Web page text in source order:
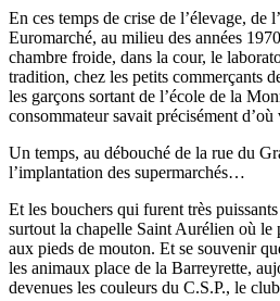
En ces temps de crise de l’élevage,
Euromarché, au milieu des années
chambre froide, dans la cour, le
tradition, chez les petits commerçants
les garçons sortant de l’école de la
consommateur savait précisément
Un temps, au débouché de la rue du
l’implantation des supermarchés…
Et les bouchers qui furent très
surtout la chapelle Saint Aurélien où le
aux pieds de mouton. Et se souvenir
les animaux place de la Barreyrette,
devenues les couleurs du C.S.P., le